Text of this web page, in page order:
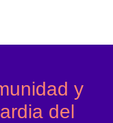
y
del